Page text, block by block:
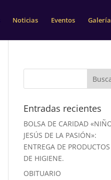
Noticias Eventos Galería
Entradas recientes
BOLSA DE CARIDAD
JESÚS DE LA PASIÓN»:
ENTREGA DE PRODUCTOS
DE HIGIENE.
OBITUARIO